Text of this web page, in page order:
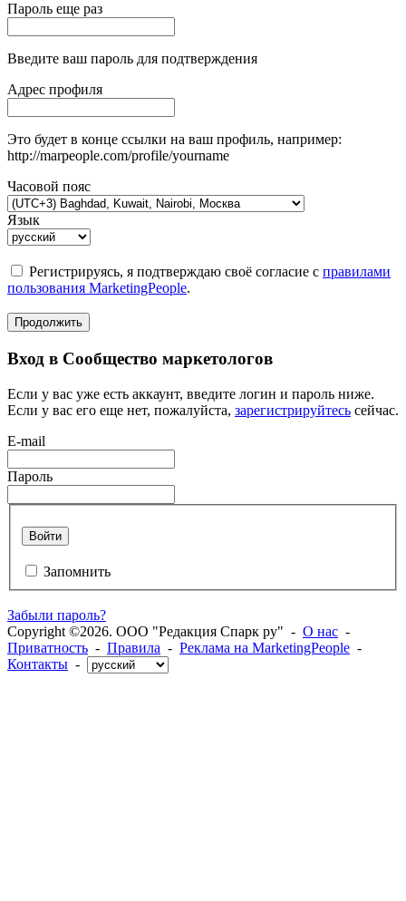
Пароль еще раз
Введите ваш пароль для подтверждения
Адрес профиля
Это будет в конце ссылки на ваш профиль, например:
http://marpeople.com/profile/yourname
Часовой пояс
Язык
Регистрируясь, я подтверждаю своё согласие с правилами
пользования MarketingPeople.
Продолжить
Вход в Сообщество маркетологов
Если у вас уже есть аккаунт, введите логин и пароль ниже.
Если у вас его еще нет, пожалуйста, зарегистрируйтесь сейчас.
E-mail
Пароль
Войти
Запомнить
Забыли пароль?
Copyright ©2026. ООО "Редакция Спарк ру" - О нас -
Приватность - Правила - Реклама на MarketingPeople -
Контакты -